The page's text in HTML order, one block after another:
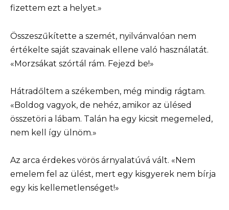
fizettem ezt a helyet.»
Összeszűkítette a szemét, nyilvánvalóan nem
értékelte saját szavainak ellene való használatát.
«Morzsákat szórtál rám. Fejezd be!»
Hátradőltem a székemben, még mindig rágtam.
«Boldog vagyok, de nehéz, amikor az ülésed
összetöri a lábam. Talán ha egy kicsit megemeled,
nem kell így ülnöm.»
Az arca érdekes vörös árnyalatúvá vált. «Nem
emelem fel az ülést, mert egy kisgyerek nem bírja
egy kis kellemetlenséget!»